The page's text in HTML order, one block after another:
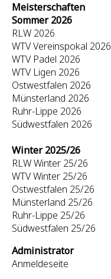
Meisterschaften
Sommer 2026
RLW 2026
WTV Vereinspokal 2026
WTV Padel 2026
WTV Ligen 2026
Ostwestfalen 2026
Münsterland 2026
Ruhr-Lippe 2026
Südwestfalen 2026
Winter 2025/26
RLW Winter 25/26
WTV Winter 25/26
Ostwestfalen 25/26
Münsterland 25/26
Ruhr-Lippe 25/26
Südwestfalen 25/26
Administrator
Anmeldeseite